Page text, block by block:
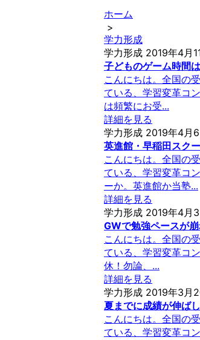
ホーム
>
学力形成
学力形成 2019年4月
子どものゲーム時間
こんにちは。全国の
ている、学習変革コ
は頻繁にお受...
詳細を見る
学力形成 2019年4月
英進館・早稲田スク
こんにちは。全国の
ている、学習変革コ
ーか。英進館か当塾...
詳細を見る
学力形成 2019年4月
GWで勉強ペースが
こんにちは。全国の
ている、学習変革コ
休！勿論、...
詳細を見る
学力形成 2019年3月
夏までに成績が伸ば
こんにちは。全国の
ている、学習変革コ